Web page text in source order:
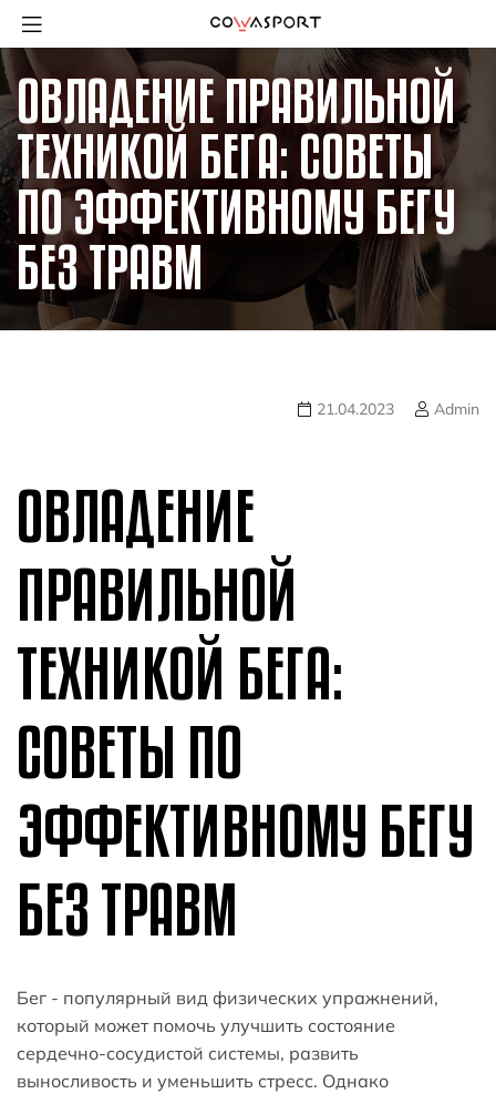
ОВЛАДЕНИЕ ПРАВИЛЬНОЙ
ТЕХНИКОЙ БЕГА: СОВЕТЫ
ПО ЭФФЕКТИВНОМУ БЕГУ
БЕЗ ТРАВМ
21.04.2023 Admin
ОВЛАДЕНИЕ
ПРАВИЛЬНОЙ
ТЕХНИКОЙ БЕГА:
СОВЕТЫ ПО
ЭФФЕКТИВНОМУ БЕГУ
БЕЗ ТРАВМ
Бег - популярный вид физических упражнений,
который может помочь улучшить состояние
сердечно-сосудистой системы, развить
выносливость и уменьшить стресс. Однако